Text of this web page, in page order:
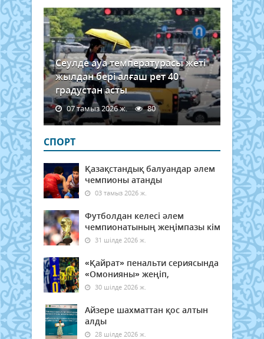
Сеулде ауа температурасы жеті
жылдан бері алғаш рет 40
градустан асты
07 тамыз 2026 ж. 80
СПОРТ
Қазақстандық балуандар әлем
чемпионы атанды
03 тамыз 2026 ж.
Футболдан келесі әлем
чемпионатының жеңімпазы кім
31 шілде 2026 ж.
«Қайрат» пенальти сериясында
«Омонияны» жеңіп,
30 шілде 2026 ж.
Айзере шахматтан қос алтын
алды
28 шілде 2026 ж.